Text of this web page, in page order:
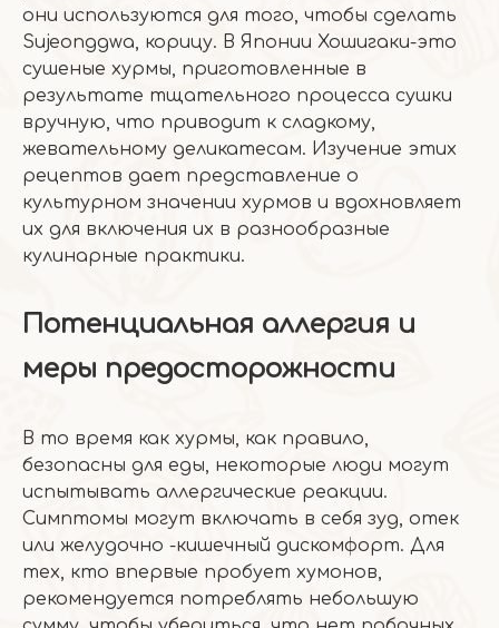
они используются для того, чтобы сделать
Sujeonggwa, корицу. В Японии Хошигаки-это
сушеные хурмы, приготовленные в
результате тщательного процесса сушки
вручную, что приводит к сладкому,
жевательному деликатесам. Изучение этих
рецептов дает представление о
культурном значении хурмов и вдохновляет
их для включения их в разнообразные
кулинарные практики.
Потенциальная аллергия и
меры предосторожности
В то время как хурмы, как правило,
безопасны для еды, некоторые люди могут
испытывать аллергические реакции.
Симптомы могут включать в себя зуд, отек
или желудочно -кишечный дискомфорт. Для
тех, кто впервые пробует хумонов,
рекомендуется потреблять небольшую